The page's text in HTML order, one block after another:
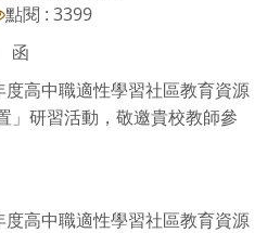
點閱 : 3399
函
高中職適性學習社區教育資源
」研習活動，敬邀貴校教師參
高中職適性學習社區教育資源